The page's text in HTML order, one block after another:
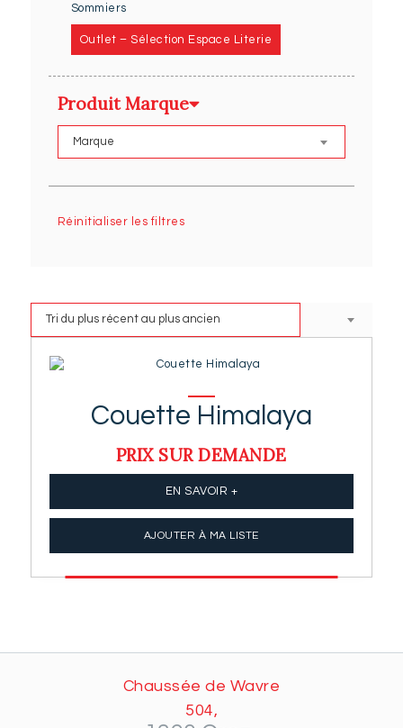
Couette Himalaya
PRIX SUR DEMANDE
EN SAVOIR +
AJOUTER À MA LISTE
Sommiers
Outlet – Sélection Espace Literie
Produit Marque
Réinitialiser les filtres
Chaussée de Wavre
504,